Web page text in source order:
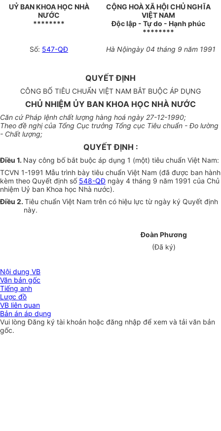
UỶ BAN KHOA HỌC NHÀ
NƯỚC
********
CỘNG HOÀ XÃ HỘI CHỦ NGHĨA
VIỆT NAM
Độc lập - Tự do - Hạnh phúc
********
Số: 547-QĐ Hà Nộingày 04 tháng 9 năm 1991
QUYẾT ĐỊNH
CÔNG BỐ TIÊU CHUẨN VIỆT NAM BẮT BUỘC ÁP DỤNG
CHỦ NHIỆM ỦY BAN KHOA HỌC NHÀ NƯỚC
Căn cứ Pháp lệnh chất lượng hàng hoá ngày 27-12-1990;
Theo đề nghị của Tổng Cục trưởng Tổng cục Tiêu chuẩn - Đo lường
- Chất lượng;
QUYẾT ĐỊNH :
Điều 1. Nay công bố bắt buộc áp dụng 1 (một) tiêu chuẩn Việt Nam:
TCVN 1-1991 Mẫu trình bày tiêu chuẩn Việt Nam (đã được ban hành
kèm theo Quyết định số 548-QĐ ngày 4 tháng 9 năm 1991 của Chủ
nhiệm Uỷ ban Khoa học Nhà nước).
Điều 2. Tiêu chuẩn Việt Nam trên có hiệu lực từ ngày ký Quyết định
này.
Đoàn Phương
(Đã ký)
Nội dung VB
Văn bản gốc
Tiếng anh
Lược đồ
VB liên quan
Bản án áp dụng
Vui lòngĐăng ký tài khoản hoặc đăng nhập để xem và tải văn bản
gốc.